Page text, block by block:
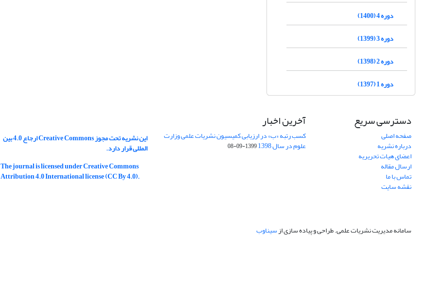
دوره 4 (1400)
دوره 3 (1399)
دوره 2 (1398)
دوره 1 (1397)
دسترسی سریع
صفحه اصلی
درباره نشریه
اعضای هیات تحریریه
ارسال مقاله
تماس با ما
نقشه سایت
آخرین اخبار
کسب رتبه «ب» در ارزیابی کمیسیون نشریات علمی وزارت
علوم در سال 1398 1399-09-08
این نشریه تحت مجوز Creative Commons ارجاع 4.0 بین
المللی قرار دارد.
The journal is licensed under Creative Commons
Attribution 4.0 International license (CC By 4.0).
سامانه مدیریت نشریات علمی.طراحی و پیاده سازی ازسیناوب